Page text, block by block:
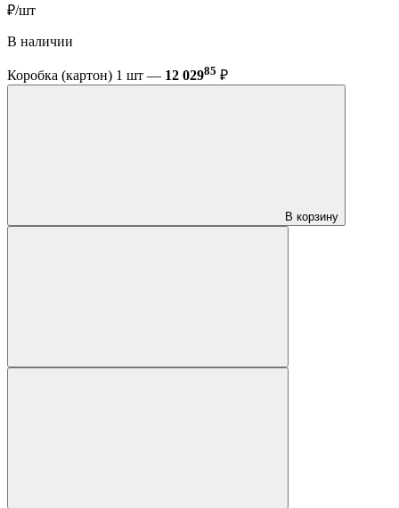
₽/шт
В наличии
Коробка (картон) 1 шт — 12 02985 ₽
В корзину